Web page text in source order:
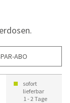
ABO
sofort
lieferbar
1 - 2 Tage